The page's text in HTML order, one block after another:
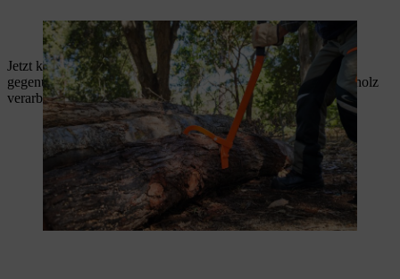
Ein Fällheber erleichtert das Umdrehen.
Jetzt können Sie die begonnenen Schnitte von der
gegenüberliegenden Seite beenden. Das so entstandene Meterholz
verarbeiten Sie im nächsten Arbeitsschritt weiter.